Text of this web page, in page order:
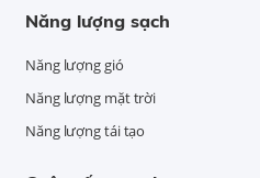
Năng lượng sạch
Năng lượng gió
Năng lượng mặt trời
Năng lượng tái tạo